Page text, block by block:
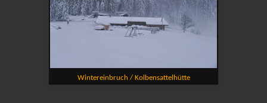
Wintereinbruch / Kolbensattelhütte